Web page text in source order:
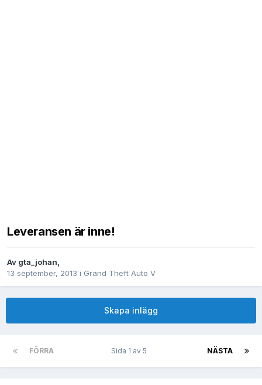
Leveransen är inne!
Av gta_johan,
13 september, 2013 i Grand Theft Auto V
Skapa inlägg
FÖRRA NÄSTA
Sida 1 av 5